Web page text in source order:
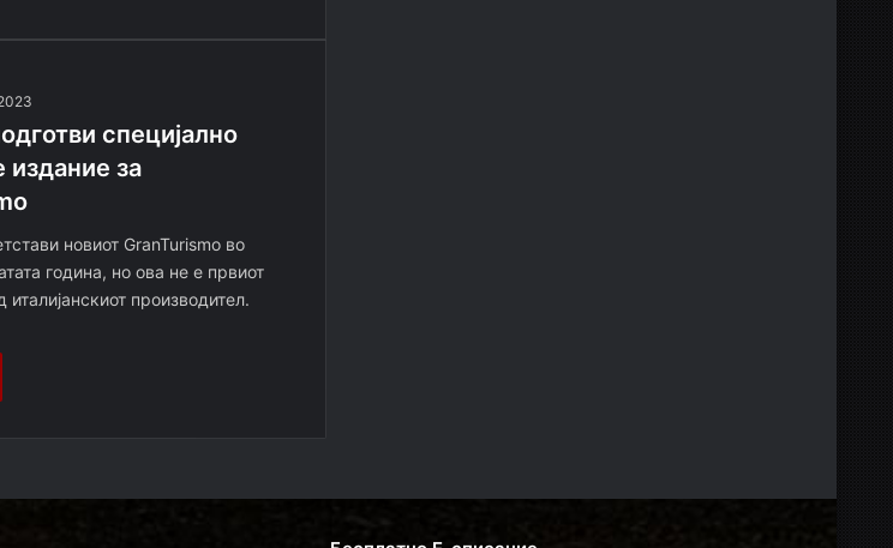
специјално
издание за
новиот GranTurismo во
година, но ова не e првиот
италијанскиот производител.